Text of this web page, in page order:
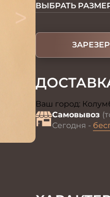
> ВЫБРАТЬ
Ваш город:
Самовывоз
Сегодня -